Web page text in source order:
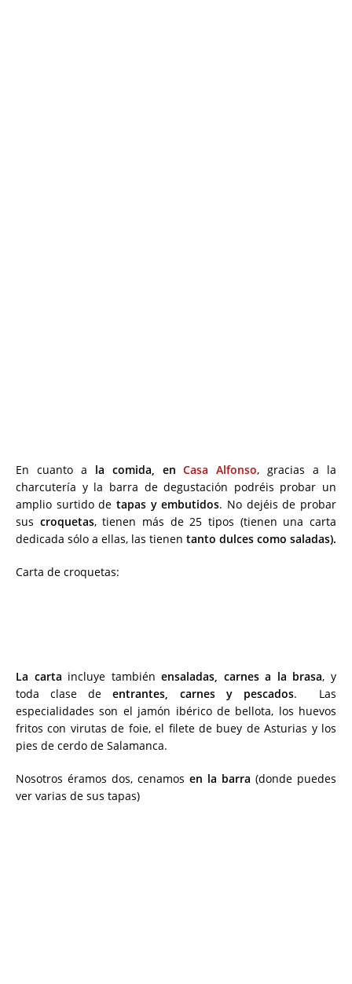
En cuanto a la comida, enCasa Alfonso, gracias a la
charcutería y la barra de degustación podréis probar un
amplio surtido de tapas y embutidos. No dejéis de probar
sus croquetas, tienen más de 25 tipos (tienen una carta
dedicada sólo a ellas, las tienen tanto dulces como saladas).
Carta de croquetas:
La carta incluye tambiénensaladas, carnes a la brasa, y
toda clase deentrantes, carnes y pescados. Las
especialidades son el jamón ibérico de bellota, los huevos
fritos con virutas de foie, el filete de buey de Asturias y los
pies de cerdo de Salamanca.
Nosotros éramos dos, cenamos en la barra (donde puedes
ver varias de sus tapas)